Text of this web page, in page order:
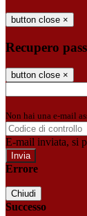
button close ×
Recupero
button close ×
Non hai una e-mail
E-mail inviata, si
Errore
Chiudi
Successo